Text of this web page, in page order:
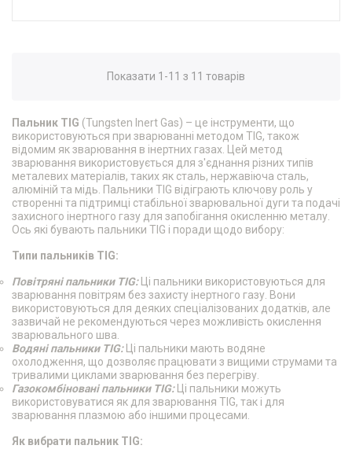
Показати 1-11 з 11 товарів
Пальник TIG (Tungsten Inert Gas) – це інструменти, що
використовуються при зварюванні методом TIG, також
відомим як зварювання в інертних газах. Цей метод
зварювання використовується для з'єднання різних типів
металевих матеріалів, таких як сталь, нержавіюча сталь,
алюміній та мідь. Пальники TIG відіграють ключову роль у
створенні та підтримці стабільної зварювальної дуги та подачі
захисного інертного газу для запобігання окисленню металу.
Ось які бувають пальники TIG і поради щодо вибору:
Типи пальників TIG:
Повітряні пальники TIG:Ці пальники використовуються для
зварювання повітрям без захисту інертного газу. Вони
використовуються для деяких спеціалізованих додатків, але
зазвичай не рекомендуються через можливість окислення
зварювального шва.
Водяні пальники TIG:Ці пальники мають водяне
охолодження, що дозволяє працювати з вищими струмами та
тривалими циклами зварювання без перегріву.
Газокомбіновані пальники TIG:Ці пальники можуть
використовуватися як для зварювання TIG, так і для
зварювання плазмою або іншими процесами.
Як вибрати пальник TIG: